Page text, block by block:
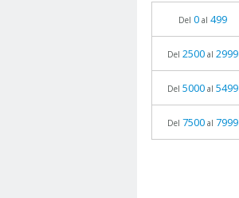
Del 0 al 499
Del 2500 al 2999
Del 5000 al 5499
Del 7500 al 7999